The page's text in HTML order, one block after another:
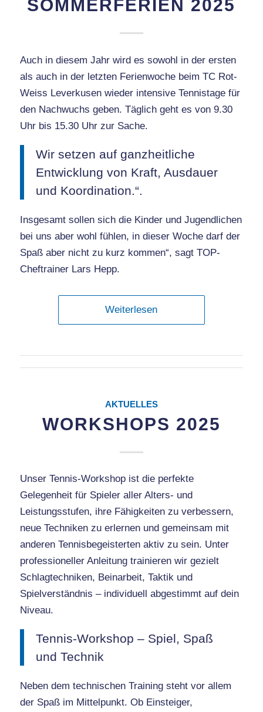
SOMMERFERIEN 2025
Auch in diesem Jahr wird es sowohl in der ersten
als auch in der letzten Ferienwoche beim TC Rot-
Weiss Leverkusen wieder intensive Tennistage für
den Nachwuchs geben. Täglich geht es von 9.30
Uhr bis 15.30 Uhr zur Sache.
Wir setzen auf ganzheitliche
Entwicklung von Kraft, Ausdauer
und Koordination.“.
Insgesamt sollen sich die Kinder und Jugendlichen
bei uns aber wohl fühlen, in dieser Woche darf der
Spaß aber nicht zu kurz kommen“, sagt TOP-
Cheftrainer Lars Hepp.
Weiterlesen
AKTUELLES
WORKSHOPS 2025
Unser Tennis-Workshop ist die perfekte
Gelegenheit für Spieler aller Alters- und
Leistungsstufen, ihre Fähigkeiten zu verbessern,
neue Techniken zu erlernen und gemeinsam mit
anderen Tennisbegeisterten aktiv zu sein. Unter
professioneller Anleitung trainieren wir gezielt
Schlagtechniken, Beinarbeit, Taktik und
Spielverständnis – individuell abgestimmt auf dein
Niveau.
Tennis-Workshop – Spiel, Spaß
und Technik
Neben dem technischen Training steht vor allem
der Spaß im Mittelpunkt. Ob Einsteiger,